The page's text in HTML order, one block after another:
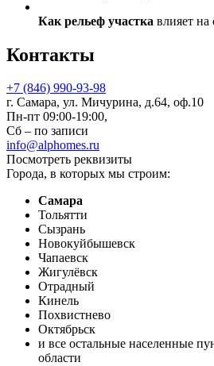
Как рельеф участка влияет на
Контакты
+7 (846) 990-93-98
г. Самара, ул. Мичурина, д.64, оф.10
Пн-пт 09:00-19:00,
Сб – по записи
info@alphomes.ru
Посмотреть реквизиты
Города, в которых мы строим:
Самара
Тольятти
Сызрань
Новокуйбышевск
Чапаевск
Жигулёвск
Отрадный
Кинель
Похвистнево
Октябрьск
и все остальные населенные
области